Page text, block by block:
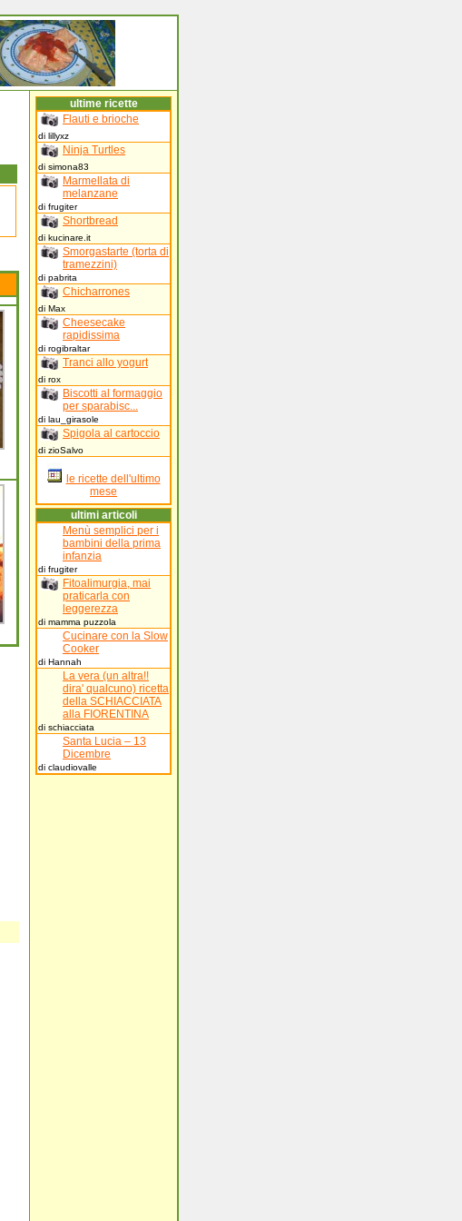
ultime ricette
Flauti e brioche
di lillyxz
Ninja Turtles
di simona83
Marmellata di
melanzane
di frugiter
Shortbread
di kucinare.it
Smorgastarte (torta di
tramezzini)
di pabrita
Chicharrones
di Max
Cheesecake
rapidissima
di rogibraltar
Tranci allo yogurt
di rox
Biscotti al formaggio
per sparabisc...
di lau_girasole
Spigola al cartoccio
di zioSalvo
le ricette dell'ultimo
mese
ultimi articoli
Menù semplici per i
bambini della prima
infanzia
di frugiter
Fitoalimurgia, mai
praticarla con
leggerezza
di mamma puzzola
Cucinare con la Slow
Cooker
di Hannah
La vera (un altra!!
dira' qualcuno) ricetta
della SCHIACCIATA
alla FIORENTINA
di schiacciata
Santa Lucia – 13
Dicembre
di claudiovalle